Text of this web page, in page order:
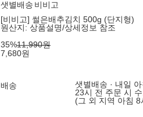
샛별배송 비비고
[비비고] 썰은배추김치 500g (단지형)
원산지: 상품설명/상세정보 참조
35%11,990원
7,680원
배송
샛별배송 · 내일 아
23시 전 주문 시
(그 외 지역 아침 8